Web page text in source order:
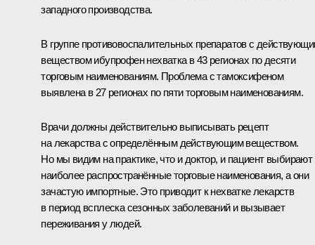
западного производства.
В группе противовоспалительных препаратов с
веществом ибупрофен нехватка в 43 регионах по десяти
торговым наименованиям. Проблема с тамоксифеном
выявлена в 27 регионах по пяти торговым наименованиям.
Врачи должны действительно выписывать рецепт
на лекарства с определённым действующим веществом.
Но мы видим на практике, что и доктор, и пациент выбирают
наиболее распространённые торговые наименования, а они
зачастую импортные. Это приводит к нехватке лекарств
в период всплеска сезонных заболеваний и вызывает
переживания у людей.